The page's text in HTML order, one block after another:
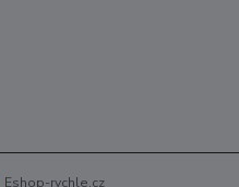
Eshop-rychle.cz